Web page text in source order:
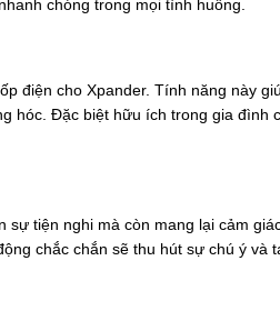
chóng trong mọi tình huống.
điện cho Xpander. Tính năng này
hóc. Đặc biệt hữu ích trong gia đình
tiện nghi mà còn mang lại cảm
chắc chắn sẽ thu hút sự chú ý và